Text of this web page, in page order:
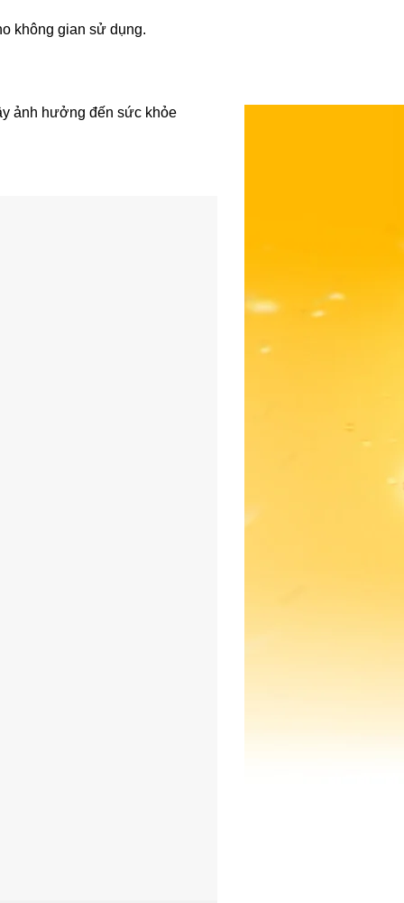
không gian sử dụng.
ảnh hưởng đến sức khỏe